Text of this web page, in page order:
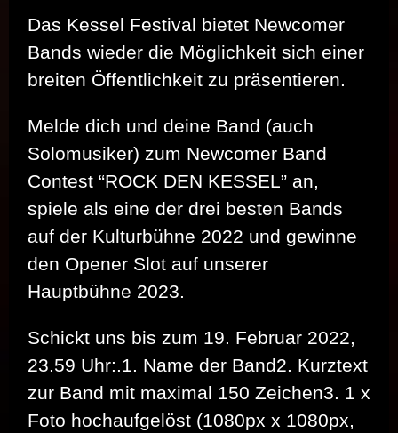
Das Kessel Festival bietet Newcomer
Bands wieder die Möglichkeit sich einer
breiten Öffentlichkeit zu präsentieren.
Melde dich und deine Band (auch
Solomusiker) zum Newcomer Band
Contest ​“ROCK DEN KESSEL” an,
spiele als eine der drei besten Bands
auf der Kulturbühne 2022 und gewinne
den Opener Slot auf unserer
Hauptbühne 2023.
Schickt uns bis zum 19. Februar 2022,
23.59 Uhr:.1. Name der Band2. Kurztext
zur Band mit maximal 150 Zeichen3. 1 x
Foto hochaufgelöst (1080px x 1080px,